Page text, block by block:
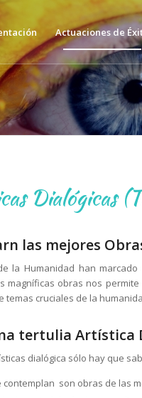
Actuaciones de
Dialógicas
las mejores
la Humanidad han
magníficas obras nos
cruciales de la
tertulia Artística
dialógica sólo hay que
contemplan son obras de las